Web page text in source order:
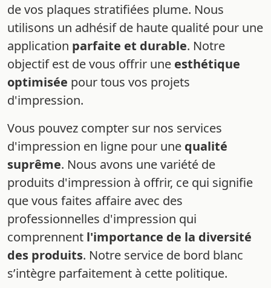
de vos plaques stratifiées plume. Nous
utilisons un adhésif de haute qualité pour une
application parfaite et durable. Notre
objectif est de vous offrir une esthétique
optimisée pour tous vos projets
d'impression.
Vous pouvez compter sur nos services
d'impression en ligne pour une qualité
suprême. Nous avons une variété de
produits d'impression à offrir, ce qui signifie
que vous faites affaire avec des
professionnelles d'impression qui
comprennent l'importance de la diversité
des produits. Notre service de bord blanc
s’intègre parfaitement à cette politique.